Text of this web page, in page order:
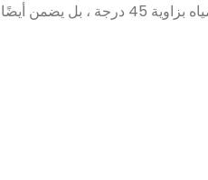
• يمكن لرأس الطحن المائل تغيير زاوية الطحن ، ويمكنه أيضًا تحريك